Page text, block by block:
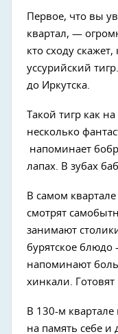
Первое, что вы
квартал, —
кто сходу
уссурийский
до Иркутска.
Такой тигр как
несколько
напоминает
лапах. В зубах
В самом
смотрят
занимают
бурятское
напоминают
хинкали. Готовят
В 130-м
на память себе и